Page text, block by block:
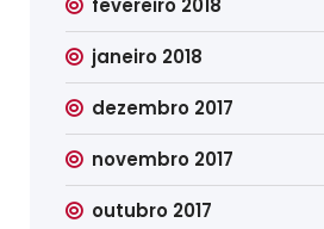
janeiro 2018
dezembro 2017
novembro 2017
outubro 2017